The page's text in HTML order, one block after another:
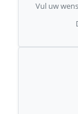
Vul uw